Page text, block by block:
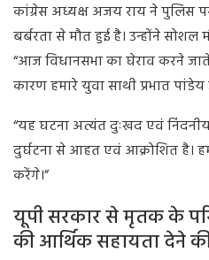
कांग्रेस अध्यक्ष अजय राय ने पुलिस
बर्बरता से मौत हुई है। उन्होंने
“आज विधानसभा का घेराव करने
कारण हमारे युवा साथी प्रभात पांडेय
“यह घटना अत्यंत दुःखद एवं निंदनीय
दुर्घटना से आहत एवं आक्रोशित है।
करेंगे।”
यूपी सरकार से मृतक के
की आर्थिक सहायता देने